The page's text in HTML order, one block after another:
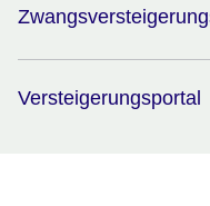
Versteigerungsportal